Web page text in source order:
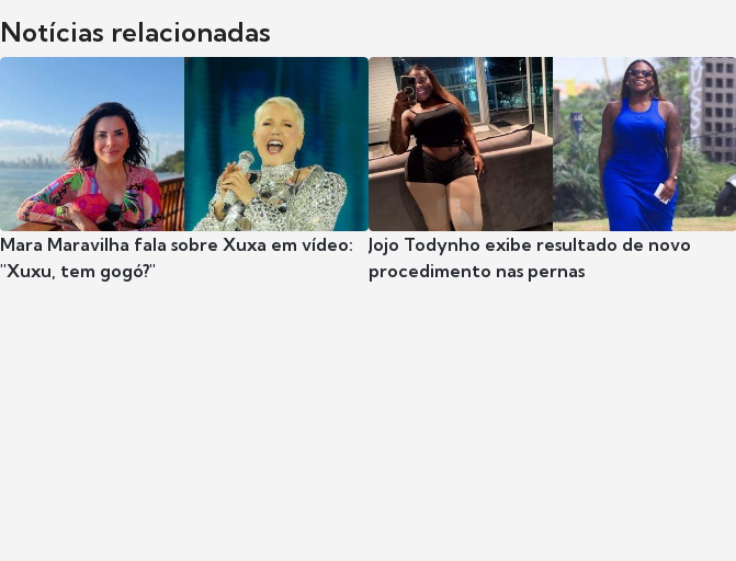
Notícias relacionadas
Mara Maravilha fala sobre Xuxa em vídeo:
"Xuxu, tem gogó?"
Jojo Todynho exibe resultado de novo
procedimento nas pernas